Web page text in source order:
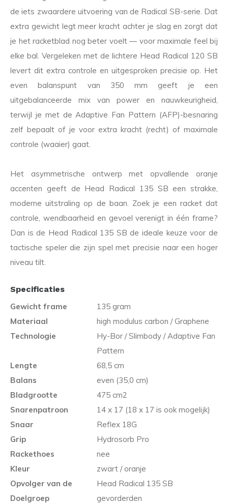
de iets zwaardere uitvoering van de Radical SB-serie. Dat
extra gewicht legt meer kracht achter je slag en zorgt dat
je het racketblad nog beter voelt — voor maximale feel bij
elke bal. Vergeleken met de lichtere Head Radical 120 SB
levert dit extra controle en uitgesproken precisie op. Het
even balanspunt van 350 mm geeft je een
uitgebalanceerde mix van power en nauwkeurigheid,
terwijl je met de Adaptive Fan Pattern (AFP)-besnaring
zelf bepaalt of je voor extra kracht (recht) of maximale
controle (waaier) gaat.
Het asymmetrische ontwerp met opvallende oranje
accenten geeft de Head Radical 135 SB een strakke,
moderne uitstraling op de baan. Zoek je een racket dat
controle, wendbaarheid en gevoel verenigt in één frame?
Dan is de Head Radical 135 SB de ideale keuze voor de
tactische speler die zijn spel met precisie naar een hoger
niveau tilt.
Specificaties
Gewicht frame
135 gram
Materiaal
high modulus carbon / Graphene
Technologie
Hy-Bor / Slimbody / Adaptive Fan
Pattern
Lengte
68,5 cm
Balans
even (35,0 cm)
Bladgrootte
475 cm2
Snarenpatroon
14 x 17 (18 x 17 is ook mogelijk)
Snaar
Reflex 18G
Grip
Hydrosorb Pro
Rackethoes
nee
Kleur
zwart / oranje
Opvolger van de
Head Radical 135 SB
Doelgroep
gevorderden